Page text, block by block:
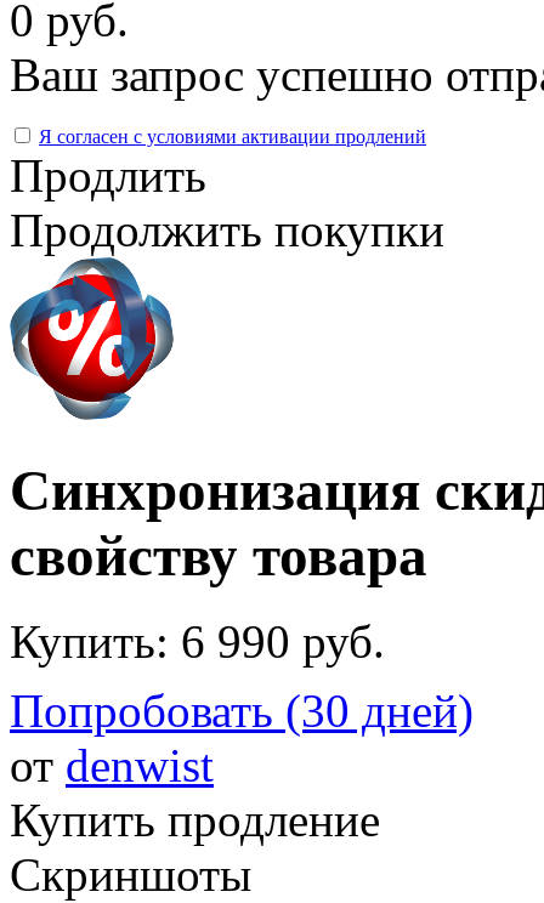
0 руб.
Ваш запрос успешно
Я согласен с условиями активации продлений
Продлить
Продолжить покупки
Синхронизация
свойству товара
Купить: 6 990 руб.
Попробовать (30 дней)
от denwist
Купить продление
Скриншоты